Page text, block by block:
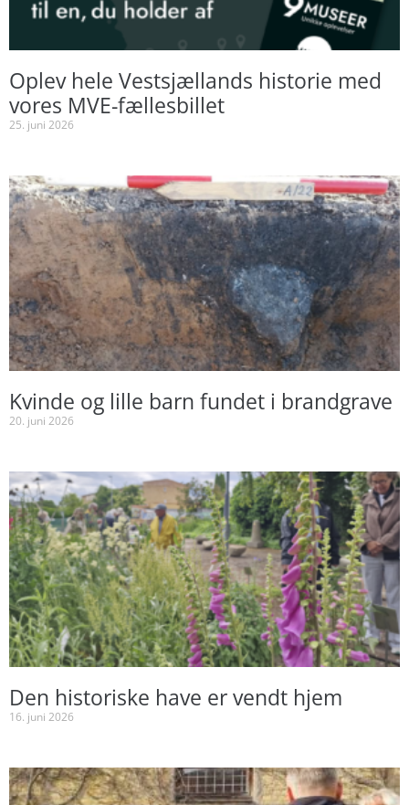
Oplev hele Vestsjællands historie med
vores MVE-fællesbillet
25. juni 2026
Kvinde og lille barn fundet i brandgrave
20. juni 2026
Den historiske have er vendt hjem
16. juni 2026